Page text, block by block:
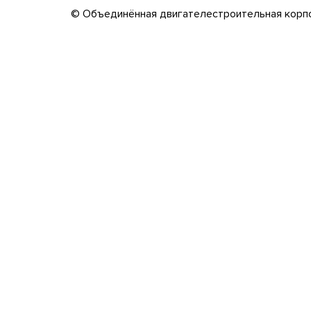
© Объединённая двигателестроительная